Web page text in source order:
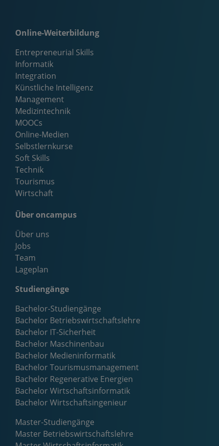
Online-Weiterbildung
Entrepreneurial Skills
Informatik
Integration
Künstliche Intelligenz
Management
Medizintechnik
MOOCs
Online-Medien
Selbstlernkurse
Soft Skills
Technik
Tourismus
Wirtschaft
Über oncampus
Über uns
Jobs
Team
Lageplan
Studiengänge
Bachelor-Studiengänge
Bachelor Betriebswirtschaftslehre
Bachelor IT-Sicherheit
Bachelor Maschinenbau
Bachelor Medieninformatik
Bachelor Tourismusmanagement
Bachelor Regenerative Energien
Bachelor Wirtschaftsinformatik
Bachelor Wirtschaftsingenieur
Master-Studiengänge
Master Betriebswirtschaftslehre